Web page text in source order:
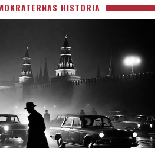
HISTORIA